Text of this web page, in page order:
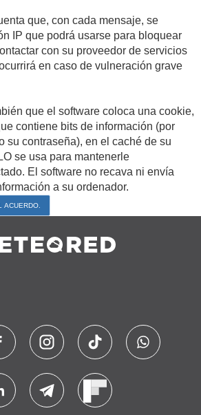
que, con cada mensaje, se
IP que podrá usarse para bloquear
con su proveedor de servicios
en caso de vulneración grave
que el software coloca una cookie,
contiene bits de información (por
su contraseña), en el caché de su
se usa para mantenerle
El software no recava ni envía
a su ordenador.